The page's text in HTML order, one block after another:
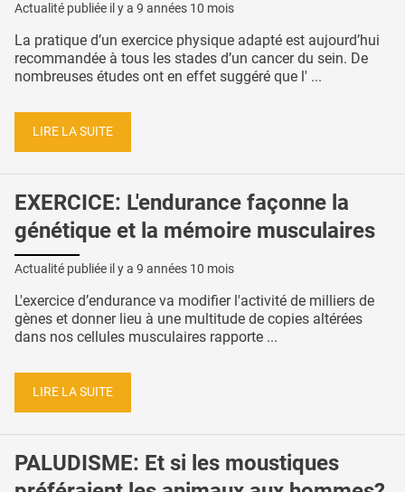
Actualité publiée il y a 9 années 10 mois
La pratique d’un exercice physique adapté est aujourd’hui
recommandée à tous les stades d’un cancer du sein. De
nombreuses études ont en effet suggéré que l' ...
LIRE LA SUITE
EXERCICE: L'endurance façonne la
génétique et la mémoire musculaires
Actualité publiée il y a 9 années 10 mois
L'exercice d’endurance va modifier l'activité de milliers de
gènes et donner lieu à une multitude de copies altérées
dans nos cellules musculaires rapporte ...
LIRE LA SUITE
PALUDISME: Et si les moustiques